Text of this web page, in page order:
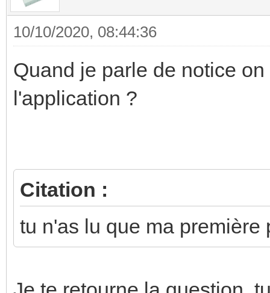
10/10/2020, 08:44:36
Quand je parle de notice
l'application ?
Citation :
tu n'as lu que ma première